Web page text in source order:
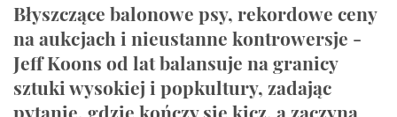
Błyszczące balonowe psy, rekordowe ceny
na aukcjach i nieustanne kontrowersje -
Jeff Koons od lat balansuje na granicy
sztuki wysokiej i popkultury, zadając
pytanie, gdzie kończy się kicz, a zaczyna